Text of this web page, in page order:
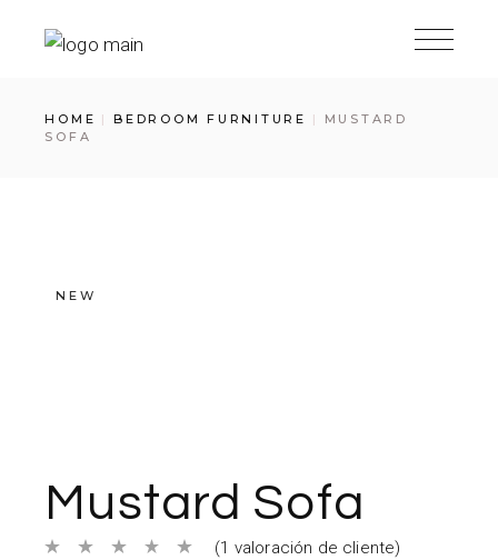
HOME BEDROOM FURNITURE
MUSTARD
SOFA
NEW
Mustard Sofa
(1 valoración de cliente)